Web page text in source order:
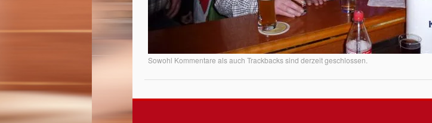
Sowohl Kommentare als auch Trackbacks sind derzeit geschlossen.